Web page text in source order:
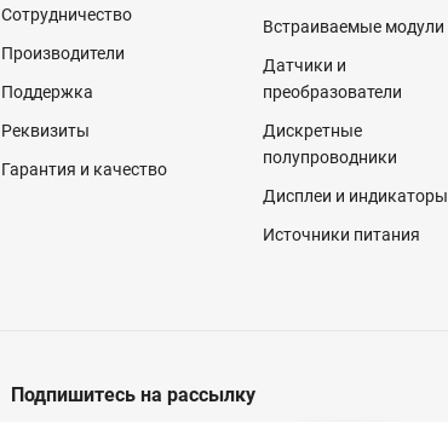
Сотрудничество
Производители
Поддержка
Реквизиты
Гарантия и качество
Встраиваемые модули
Датчики и
преобразователи
Дискретные
полупроводники
Дисплеи и индикаторы
Источники питания
Подпишитесь на рассылку